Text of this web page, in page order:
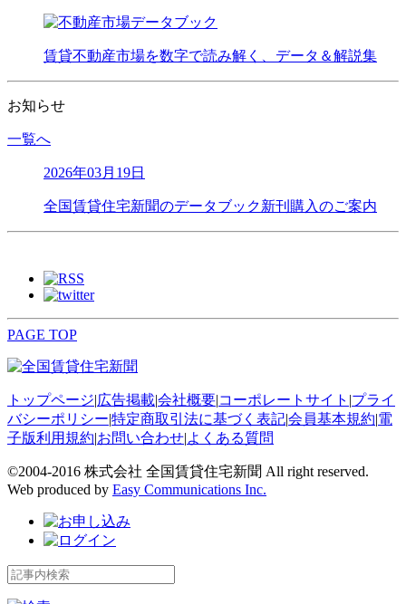
賃貸不動産市場を数字で読み解く、データ＆解説集
お知らせ
一覧へ
2026年03月19日
全国賃貸住宅新聞のデータブック新刊購入のご案内
PAGE TOP
トップページ|広告掲載|会社概要|コーポレートサイト |プライ
バシーポリシー|特定商取引法に基づく表記|会員基本規約|電
子版利用規約|お問い合わせ|よくある質問
©2004-2016 株式会社 全国賃貸住宅新聞 All right reserved.
Web produced by Easy Communications Inc.